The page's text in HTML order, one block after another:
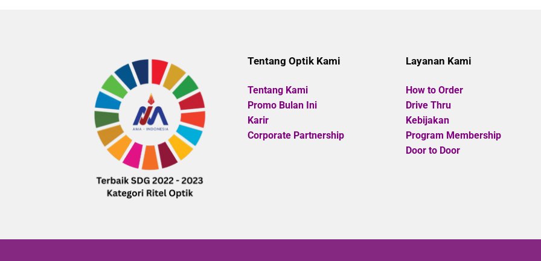
Tentang Optik Kami
Tentang Kami
Promo Bulan Ini
Karir
Corporate Partnership
Layanan Kami
How to Order
Drive Thru
Kebijakan
Program Membership
Door to Door